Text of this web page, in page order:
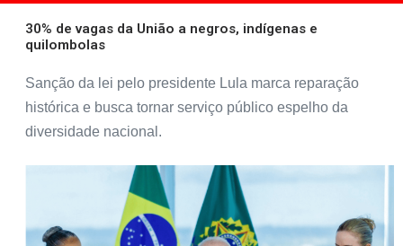
30% de vagas da União a negros, indígenas e
quilombolas
Sanção da lei pelo presidente Lula marca reparação
histórica e busca tornar serviço público espelho da
diversidade nacional.